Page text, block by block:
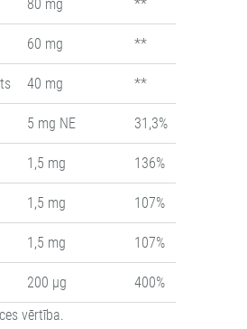
80 mg **
60 mg **
40 mg **
5 mg NE 31,3%
1,5 mg 136%
1,5 mg 107%
1,5 mg 107%
200 µg
400%
vērtība.